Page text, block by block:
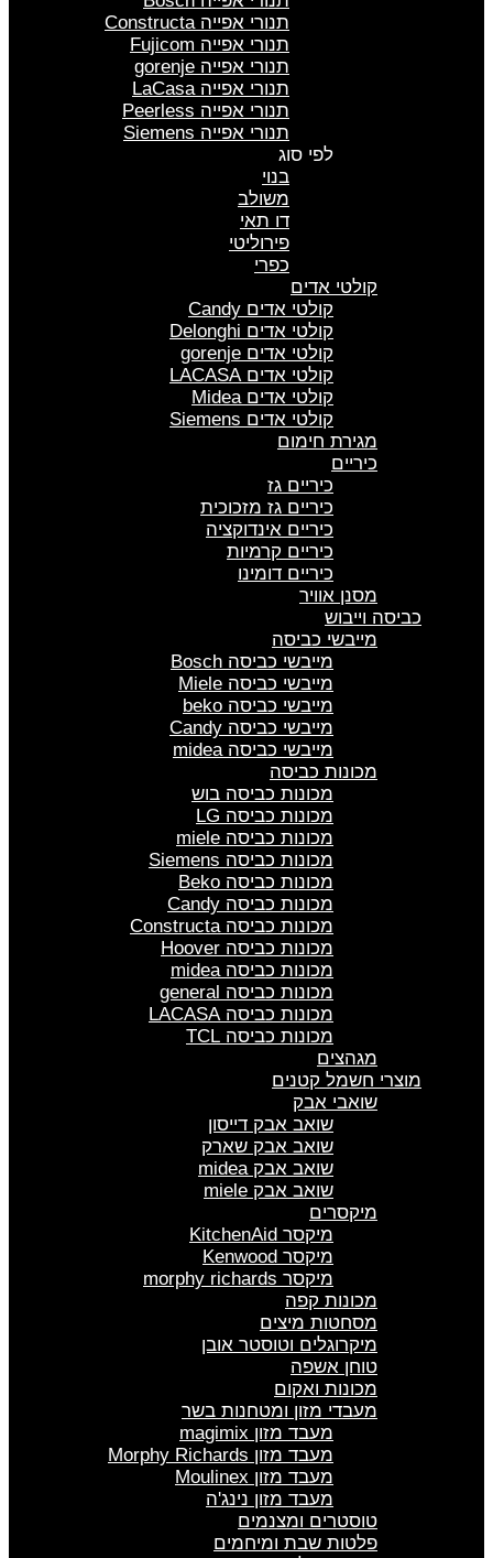
תנורי אפייה Constructa
תנורי אפייה Fujicom
תנורי אפייה gorenje
תנורי אפייה LaCasa
תנורי אפייה Peerless
תנורי אפייה Siemens
לפי סוג
בנוי
משולב
דו תאי
פירוליטי
כפרי
קולטי אדים
קולטי אדים Candy
קולטי אדים Delonghi
קולטי אדים gorenje
קולטי אדים LACASA
קולטי אדים Midea
קולטי אדים Siemens
מגירת חימום
כיריים
כיריים גז
כיריים גז מזכוכית
כיריים אינדוקציה
כיריים קרמיות
כיריים דומינו
מסנן אוויר
כביסה וייבוש
מייבשי כביסה
מייבשי כביסה Bosch
מייבשי כביסה Miele
מייבשי כביסה beko
מייבשי כביסה Candy
מייבשי כביסה midea
מכונות כביסה
מכונות כביסה בוש
מכונות כביסה LG
מכונות כביסה miele
מכונות כביסה Siemens
מכונות כביסה Beko
מכונות כביסה Candy
מכונות כביסה Constructa
מכונות כביסה Hoover
מכונות כביסה midea
מכונות כביסה general
מכונות כביסה LACASA
מכונות כביסה TCL
מגהצים
מוצרי חשמל קטנים
שואבי אבק
שואב אבק דייסון
שואב אבק שארק
שואב אבק midea
שואב אבק miele
מיקסרים
מיקסר KitchenAid
מיקסר Kenwood
מיקסר morphy richards
מכונות קפה
מסחטות מיצים
מיקרוגלים וטוסטר אובן
טוחן אשפה
מכונות ואקום
מעבדי מזון ומטחנות בשר
מעבד מזון magimix
מעבד מזון Morphy Richards
מעבד מזון Moulinex
מעבד מזון נינג'ה
טוסטרים ומצנמים
פלטות שבת ומיחמים